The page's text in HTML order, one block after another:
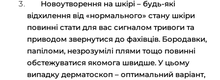
Новоутворення на шкірі – будь-які
відхилення від «нормального» стану шкіри
повинні стати для вас сигналом тривоги та
приводом звернутися до фахівців. Бородавки,
папіломи, незрозумілі плями тощо повинні
обстежуватися якомога швидше. У цьому
випадку дерматоскоп – оптимальний варіант,